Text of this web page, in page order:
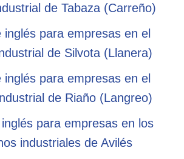
de Tabaza (Carreño)
inglés para empresas en el
de Silvota (Llanera)
inglés para empresas en el
de Riaño (Langreo)
para empresas en los
industriales de Avilés